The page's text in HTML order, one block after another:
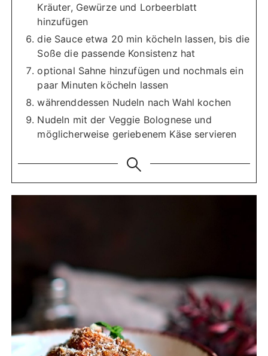
Kräuter, Gewürze und Lorbeerblatt
hinzufügen
die Sauce etwa 20 min köcheln lassen, bis die
Soße die passende Konsistenz hat
optional Sahne hinzufügen und nochmals ein
paar Minuten köcheln lassen
währenddessen Nudeln nach Wahl kochen
Nudeln mit der Veggie Bolognese und
möglicherweise geriebenem Käse servieren